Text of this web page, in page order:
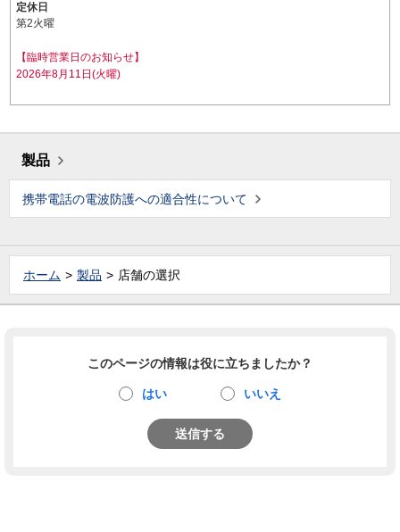
定休日
第2火曜
【臨時営業日のお知らせ】
2026年8月11日(火曜)
製品
携帯電話の電波防護への適合性について
ホーム 製品 店舗の選択
このページの情報は役に立ちましたか？
はい いいえ
送信する